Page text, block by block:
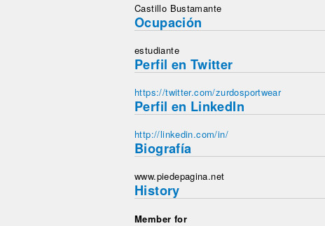
Castillo Bustamante
Ocupación
estudiante
Perfil en Twitter
https://twitter.com/zurdosportwear
Perfil en LinkedIn
http://linkedin.com/in/
Biografía
www.piedepagina.net
History
Member for